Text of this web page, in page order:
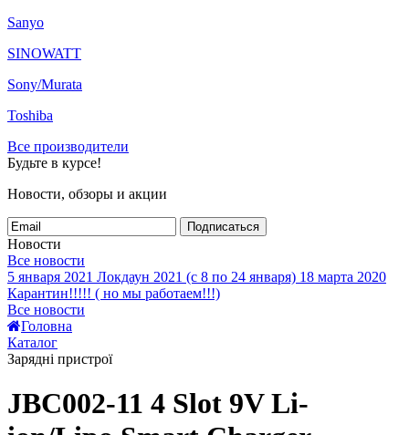
Sanyo
SINOWATT
Sony/Murata
Toshiba
Все производители
Будьте в курсе!
Новости, обзоры и акции
Подписаться
Новости
Все новости
5 января 2021 Локдаун 2021 (с 8 по 24 января) 18 марта 2020
Карантин!!!!! ( но мы работаем!!!)
Все новости
Головна
Каталог
Зарядні пристрої
JBC002-11 4 Slot 9V Li-